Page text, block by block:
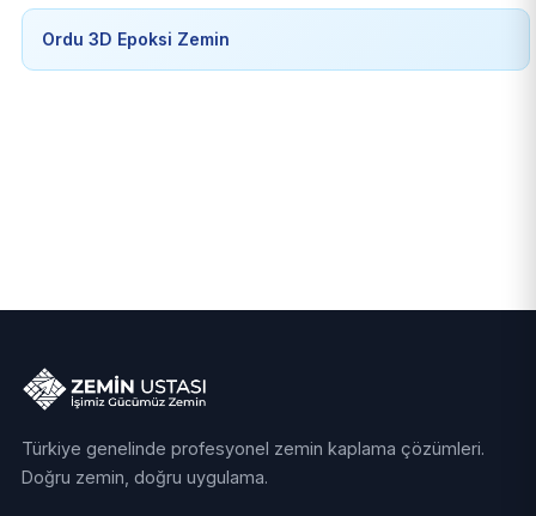
Ordu 3D Epoksi Zemin
Türkiye genelinde profesyonel zemin kaplama çözümleri.
Doğru zemin, doğru uygulama.